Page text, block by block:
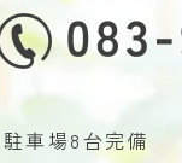
駐車場8台完備